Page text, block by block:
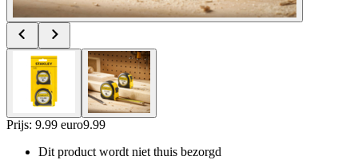
Prijs: 9.99 euro9.99
Dit product wordt niet thuis bezorgd